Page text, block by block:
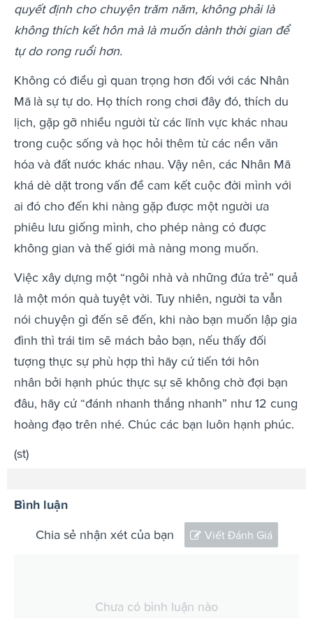
quyết định cho chuyện trăm năm, không phải là
không thích kết hôn mà là muốn dành thời gian để
tự do rong ruổi hơn.
Không có điều gì quan trọng hơn đối với các Nhân
Mã là sự tự do. Họ thích rong chơi đây đó, thích du
lịch, gặp gỡ nhiều người từ các lĩnh vực khác nhau
trong cuộc sống và học hỏi thêm từ các nền văn
hóa và đất nước khác nhau. Vậy nên, các Nhân Mã
khá dè dặt trong vấn đề cam kết cuộc đời mình với
ai đó cho đến khi nàng gặp được một người ưa
phiêu lưu giống mình, cho phép nàng có được
không gian và thế giới mà nàng mong muốn.
Việc xây dựng một “ngôi nhà và những đứa trẻ” quả
là một món quà tuyệt vời. Tuy nhiên, người ta vẫn
nói chuyện gì đến sẽ đến, khi nào bạn muốn lập gia
đình thì trái tim sẽ mách bảo bạn, nếu thấy đối
tượng thực sự phù hợp thì hãy cứ tiến tới hôn
nhân bởi hạnh phúc thực sự sẽ không chờ đợi bạn
đâu, hãy cứ “đánh nhanh thắng nhanh” như 12 cung
hoàng đạo trên nhé. Chúc các bạn luôn hạnh phúc.
(st)
Bình luận
Chia sẻ nhận xét của bạn Viết Đánh Giá
Chưa có bình luận nào